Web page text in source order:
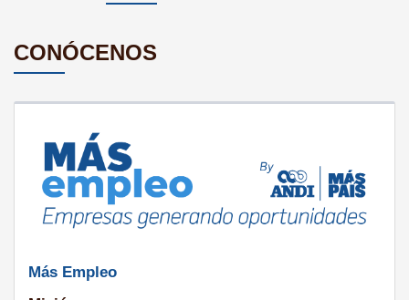
CONÓCENOS
Más Empleo